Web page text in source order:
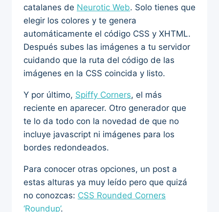
catalanes de Neurotic Web. Solo tienes que
elegir los colores y te genera
automáticamente el código CSS y XHTML.
Después subes las imágenes a tu servidor
cuidando que la ruta del código de las
imágenes en la CSS coincida y listo.
Y por último, Spiffy Corners, el más
reciente en aparecer. Otro generador que
te lo da todo con la novedad de que no
incluye javascript ni imágenes para los
bordes redondeados.
Para conocer otras opciones, un post a
estas alturas ya muy leído pero que quizá
no conozcas: CSS Rounded Corners
‘Roundup’.